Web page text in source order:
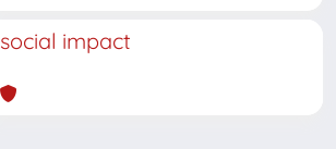
social impact